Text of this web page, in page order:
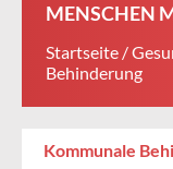
MENSCHEN
Startseite /
Behinderung
Kommunale